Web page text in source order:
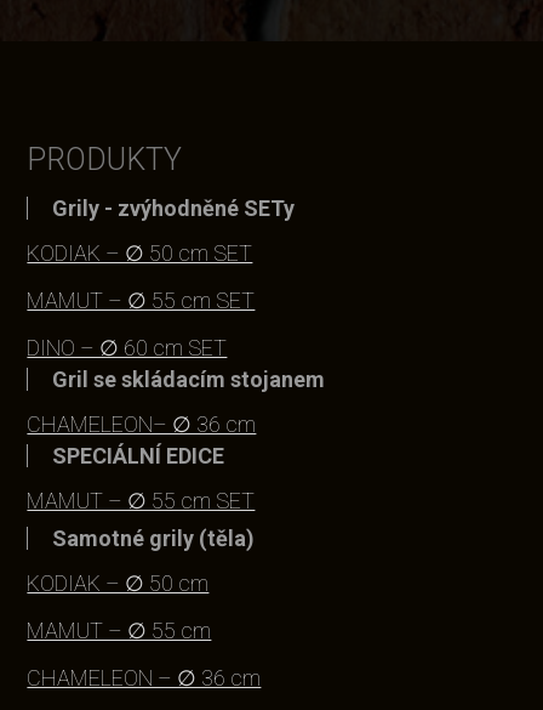
PRODUKTY
Grily - zvýhodněné SETy
KODIAK – ∅ 50 cm SET
MAMUT – ∅ 55 cm SET
DINO – ∅ 60 cm SET
Gril se skládacím stojanem
CHAMELEON– ∅ 36 cm
SPECIÁLNÍ EDICE
MAMUT – ∅ 55 cm SET
Samotné grily (těla)
KODIAK – ∅ 50 cm
MAMUT – ∅ 55 cm
CHAMELEON – ∅ 36 cm